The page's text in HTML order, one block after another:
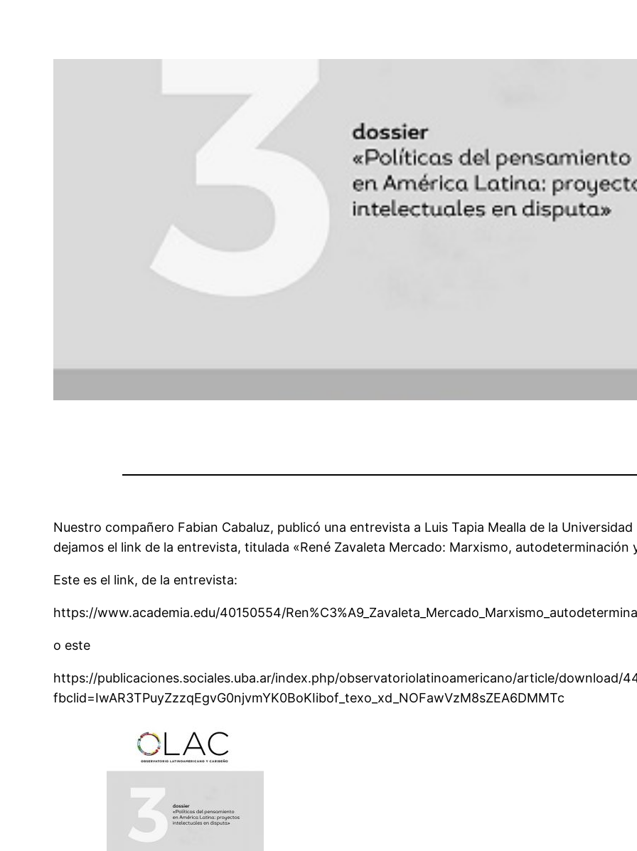
Nuestro compañero Fabian Cabaluz, publicó una entrevista a Luis Tapia Mealla de la
dejamos el link de la entrevista, titulada «René Zavaleta Mercado: Marxismo, autodeterminación
Este es el link, de la entrevista:
https://www.academia.edu/40150554/
o este
https://publicaciones.sociales.uba.ar/index.php/observatoriolatinoamericano/article/download/
fbclid=IwAR3TPuyZzzqEgvG0njvmYK0BoKIibof_texo_xd_NOFawVzM8sZEA6DMMTc